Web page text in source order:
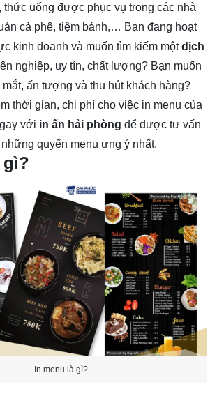
thức uống được phục vụ trong các nhà
cà phê, tiệm bánh,… Bạn đang hoạt
kinh doanh và muốn tìm kiếm mộtdịch
nghiệp, uy tín, chất lượng? Bạn muốn
ấn tượng và thu hút khách hàng?
thời gian, chi phí cho việc in menu của
với in ấn hải phòng để được tư vấn
quyển menu ưng ý nhất.
gì?
In menu là gì?